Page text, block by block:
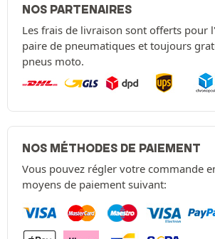
NOS PARTENAIRES
Les frais de livraison sont offerts pour
paire de pneumatiques et toujours
pneus moto.
NOS MÉTHODES DE PAIEMENT
Vous pouvez régler votre commande
moyens de paiement suivant: